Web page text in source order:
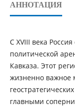
АННОТАЦИЯ
С XVIII века
политической
Кавказа. Этот
жизненно важное
главными